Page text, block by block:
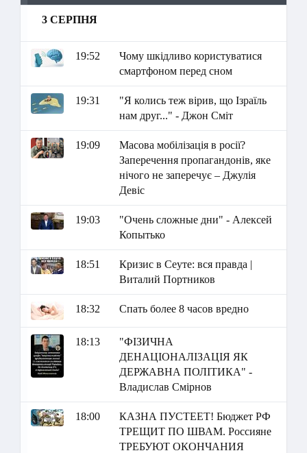
3 СЕРПНЯ
19:52
Чому шкідливо користуватися
смартфоном перед сном
19:31
"Я колись теж вірив, що Ізраїль
нам друг..." - Джон Сміт
19:09
Масова мобілізація в росії?
Заперечення пропагандонів, яке
нічого не заперечує – Джулія
Девіс
19:03
"Очень сложные дни" - Алексей
Копытько
18:51
Кризис в Сеуте: вся правда |
Виталий Портников
18:32 Спать более 8 часов вредно
18:13
"ФІЗИЧНА
ДЕНАЦІОНАЛІЗАЦІЯ ЯК
ДЕРЖАВНА ПОЛІТИКА" -
Владислав Смірнов
18:00
КАЗНА ПУСТЕЕТ! Бюджет РФ
ТРЕЩИТ ПО ШВАМ. Россияне
ТРЕБУЮТ ОКОНЧАНИЯ